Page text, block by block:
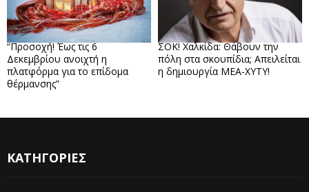
“Προσοχή! Έως τις 6
Δεκεμβρίου ανοιχτή η
πλατφόρμα για το επίδομα
θέρμανσης”
ΣΟΚ! Χαλκίδα: Θάβουν την
πόλη στα σκουπίδια; Απειλείται
η δημιουργία ΜΕΑ-ΧΥΤΥ!
ΚΑΤΗΓΟΡΙΕΣ